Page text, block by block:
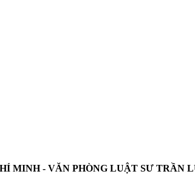
MINH - VĂN PHÒNG LUẬT SƯ TRẦN